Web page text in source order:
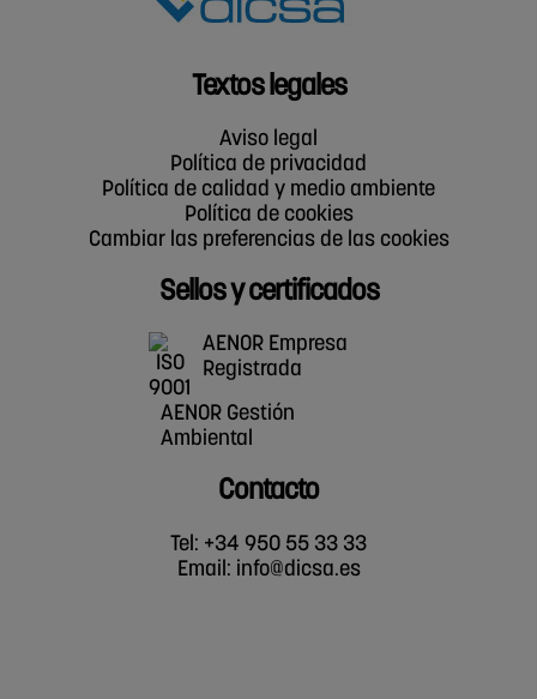
Textos legales
Aviso legal
Política de privacidad
Política de calidad y medio ambiente
Política de cookies
Cambiar las preferencias de las cookies
Sellos y certificados
AENOR Empresa
Registrada
AENOR Gestión
Ambiental
Contacto
Tel: +34 950 55 33 33
Email: info@dicsa.es